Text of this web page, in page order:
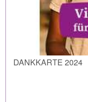
DANKKARTE 2024